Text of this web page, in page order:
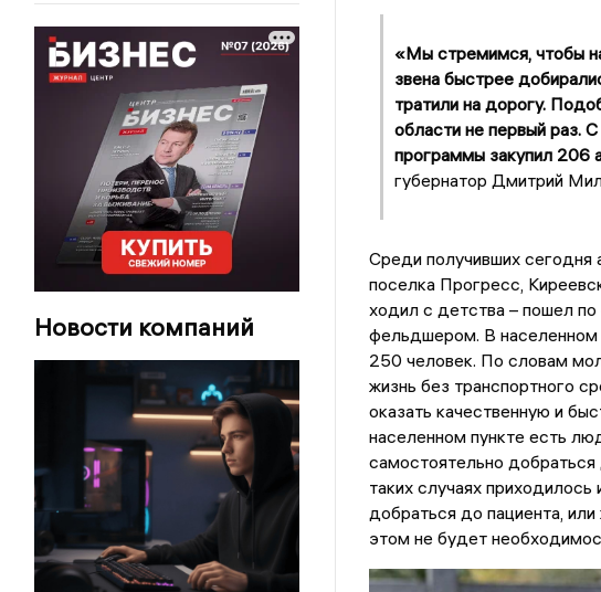
Новости компаний
«Мы стремимся, чтобы
звена быстрее
тратили на дорогу.
области не первый раз.
программы закупил 206
губернатор Дмитрий
Среди получивших
поселка Прогресс,
ходил с детства – пошел
фельдшером. В населенном
250 человек. По словам
жизнь без транспортного
оказать качественную и
населенном пункте есть
самостоятельно
таких случаях
добраться до пациента,
этом не будет